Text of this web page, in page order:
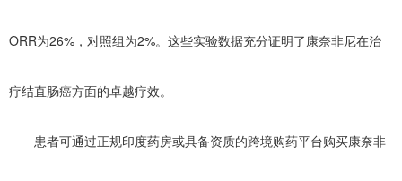
ORR为26%，对照组为2%。这些实验数据充分证明了康奈非尼在治
疗结直肠癌方面的卓越疗效。
患者可通过正规印度药房或具备资质的跨境购药平台购买康奈非